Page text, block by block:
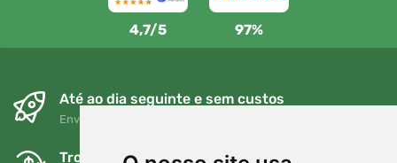
4,7/5 97%
Até ao dia seguinte e sem custos
Envio gratuito para encomendas superiores a 80 EUR
Trocas e devoluções gratuitas